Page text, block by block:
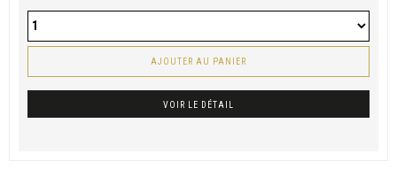
AJOUTER AU PANIER
VOIR LE DÉTAIL